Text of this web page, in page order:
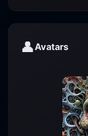
👤Avatars